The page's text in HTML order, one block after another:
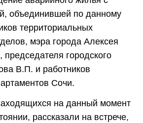
объединившей по данному
территориальных
мэра города Алексея
председателя городского
В.П. и работников
Сочи.
на данный момент
рассказали на встрече,